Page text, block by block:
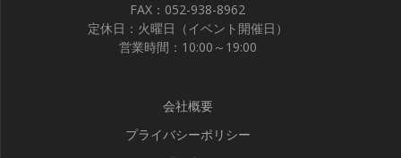
FAX：052-938-8962
定休日：火曜日（イベント開催日）
営業時間：10:00～19:00
会社概要
プライバシーポリシー